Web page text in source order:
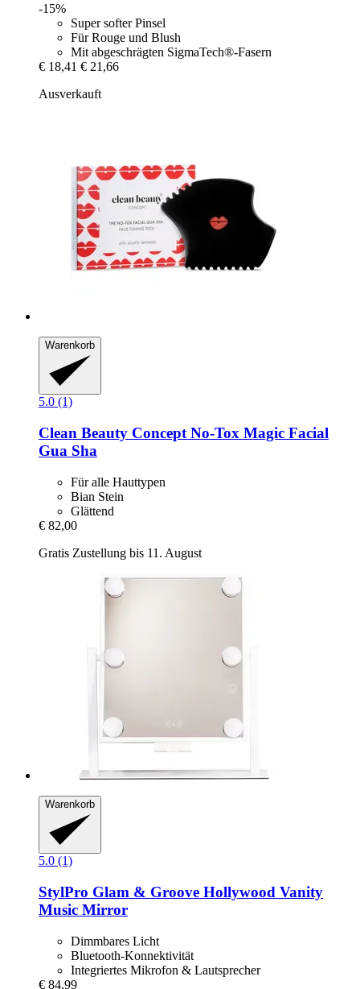
-15%
Super softer Pinsel
Für Rouge und Blush
Mit abgeschrägten SigmaTech®-Fasern
€ 18,41 € 21,66
Ausverkauft
Warenkorb
5.0 (1)
Clean Beauty Concept No-​Tox Magic Facial
Gua Sha
Für alle Hauttypen
Bian Stein
Glättend
€ 82,00
Gratis Zustellung bis 11. August
Warenkorb
5.0 (1)
StylPro Glam & Groove Hollywood Vanity
Music Mirror
Dimmbares Licht
Bluetooth-Konnektivität
Integriertes Mikrofon & Lautsprecher
€ 84,99